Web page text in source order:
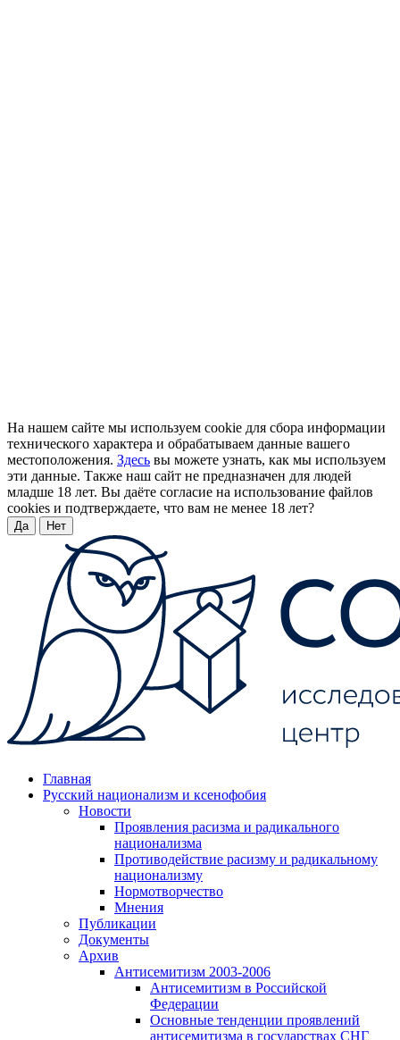
На нашем сайте мы используем cookie для сбора информации
технического характера и обрабатываем данные вашего
местоположения. Здесь вы можете узнать, как мы используем
эти данные. Также наш сайт не предназначен для людей
младше 18 лет. Вы даёте согласие на использование файлов
cookies и подтверждаете, что вам не менее 18 лет?
Да Нет
Главная
Русский национализм и ксенофобия
Новости
Проявления расизма и радикального
национализма
Противодействие расизму и радикальному
национализму
Нормотворчество
Мнения
Публикации
Документы
Архив
Антисемитизм 2003-2006
Антисемитизм в Российской
Федерации
Основные тенденции проявлений
антисемитизма в государствах СНГ